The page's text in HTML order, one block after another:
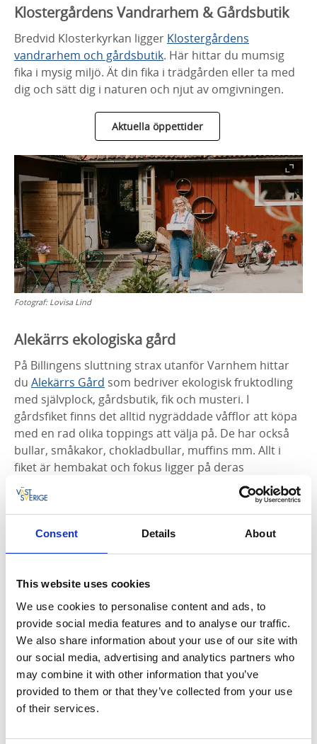
Consent Details About
This website uses cookies
We use cookies to personalise content and ads, to
provide social media features and to analyse our traffic.
We also share information about your use of our site with
our social media, advertising and analytics partners who
may combine it with other information that you’ve
provided to them or that they’ve collected from your use
of their services.
Klostergårdens Vandrarhem & Gårdsbutik
Bredvid Klosterkyrkan ligger Klostergårdens
vandrarhem och gårdsbutik. Här hittar du mumsig
fika i mysig miljö. Ät din fika i trädgården eller ta med
dig och sätt dig i naturen och njut av omgivningen.
Aktuella öppettider
Fotograf: Lovisa Lind
Alekärrs ekologiska gård
På Billingens sluttning strax utanför Varnhem hittar
du Alekärrs Gård som bedriver ekologisk fruktodling
med självplock, gårdsbutik, fik och musteri. I
gårdsfiket finns det alltid nygräddade våfflor att köpa
med en rad olika toppings att välja på. De har också
bullar, småkakor, chokladbullar, muffins mm. Allt i
fiket är hembakat och fokus ligger på deras
hemodlade råvaror, allt utifrån vad som finns
tillgängligt för dagen.
Aktuellla öppettider
Café Doppingen